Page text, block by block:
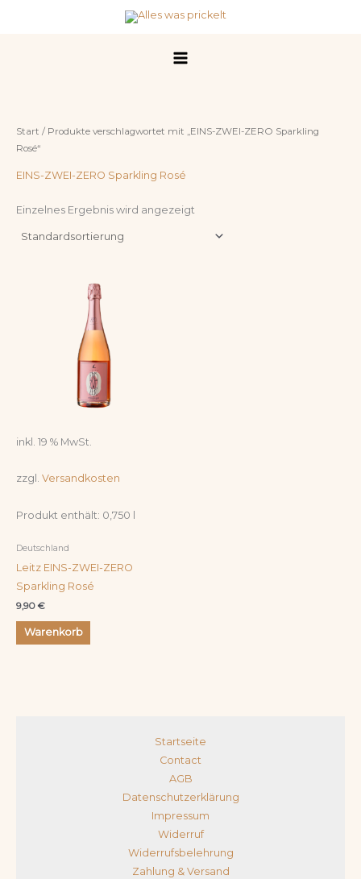
Start / Produkte verschlagwortet mit „EINS-ZWEI-ZERO Sparkling
Rosé“
EINS-ZWEI-ZERO Sparkling Rosé
Einzelnes Ergebnis wird angezeigt
inkl. 19 % MwSt.
zzgl. Versandkosten
Produkt enthält: 0,750
Deutschland
Leitz EINS-ZWEI-ZERO
Sparkling Rosé
9,90€
Warenkorb
Startseite
Contact
AGB
Datenschutzerklärung
Impressum
Widerruf
Widerrufsbelehrung
Zahlung & Versand